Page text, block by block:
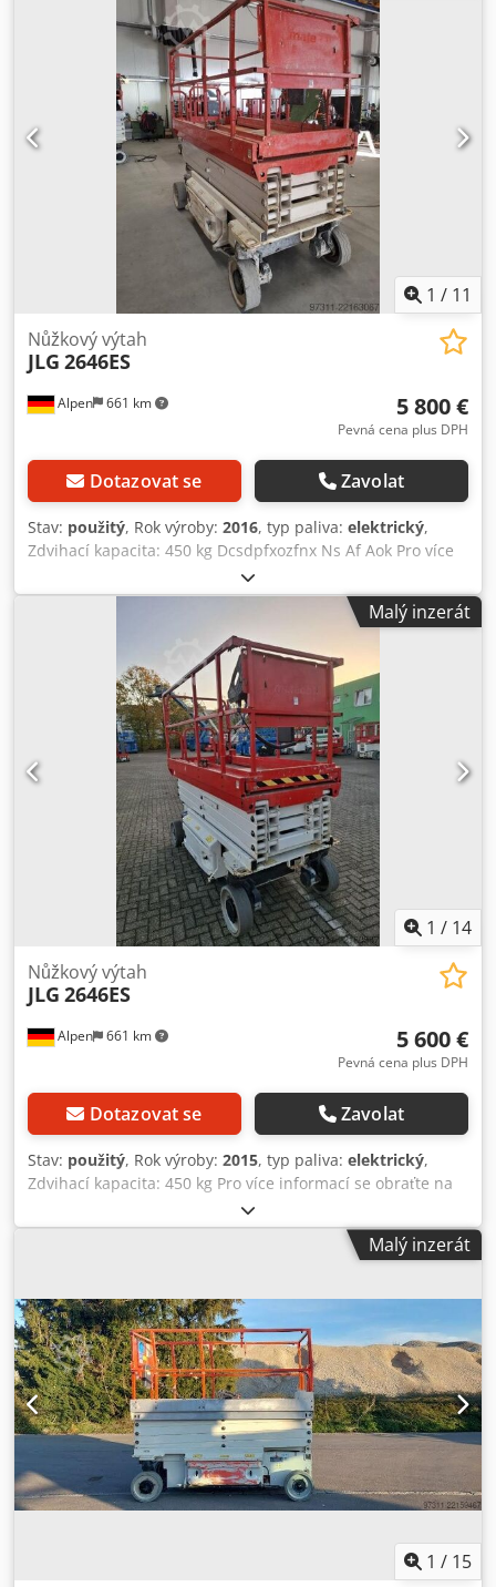
1 / 11
Alpen 661 km
Nůžkový výtah
JLG 2646ES
5 800 €
Pevná cena plus DPH
Dotazovat se Zavolat
Stav: použitý, Rok výroby: 2016, typ paliva: elektrický,
Zdvihací kapacita: 450 kg Dcsdpfxozfnx Ns Af Aok Pro více
informací se obraťte na centrum použitých zařízení.
Malý inzerát
1 / 14
Alpen 661 km
Nůžkový výtah
JLG 2646ES
5 600 €
Pevná cena plus DPH
Dotazovat se Zavolat
Stav: použitý, Rok výroby: 2015, typ paliva: elektrický,
Zdvihací kapacita: 450 kg Pro více informací se obraťte na
centrum použitých zařízení. Dedpfjzflhnjx Af Aock
Malý inzerát
1 / 15